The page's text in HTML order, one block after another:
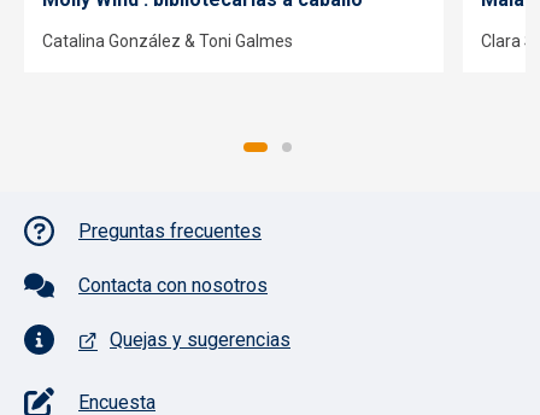
Catalina González & Toni Galmes Clara
Pie de página con iconos
Preguntas frecuentes
Contacta con nosotros
Quejas y sugerencias
Encuesta